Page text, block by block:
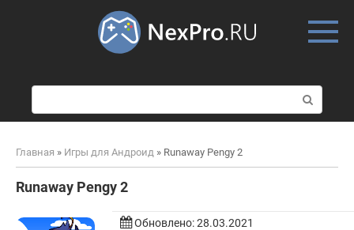
о
и
к
Главная » Игры для Андроид » Runaway Pengy 2
Runaway Pengy 2
Обновлено:28.03.2021